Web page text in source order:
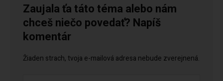
Zaujala ťa táto téma alebo nám
chceš niečo povedať? Napíš
komentár
Žiaden strach, tvoja e-mailová adresa nebude zverejnená.